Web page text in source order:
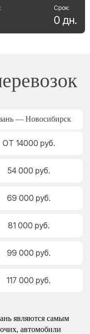
Срок:
0 дн.
— Новосибирск
ОТ 14000 руб.
54 000 руб.
69 000 руб.
81 000 руб.
99 000 руб.
117 000 руб.
являются самым
автомобили